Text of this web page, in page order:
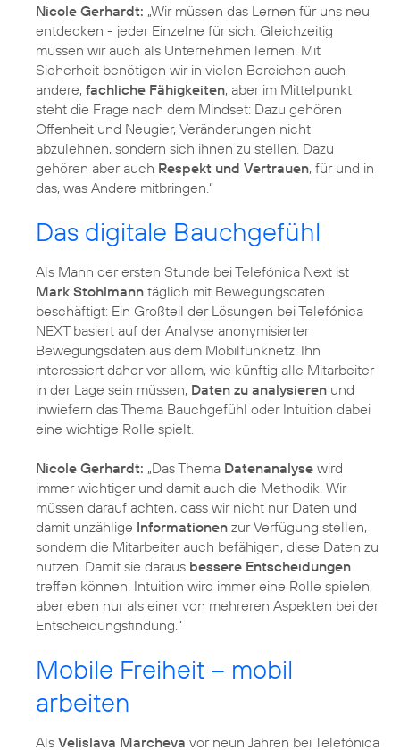
Nicole Gerhardt: „Wir müssen das Lernen für uns neu
entdecken - jeder Einzelne für sich. Gleichzeitig
müssen wir auch als Unternehmen lernen. Mit
Sicherheit benötigen wir in vielen Bereichen auch
andere, fachliche Fähigkeiten, aber im Mittelpunkt
steht die Frage nach dem Mindset: Dazu gehören
Offenheit und Neugier, Veränderungen nicht
abzulehnen, sondern sich ihnen zu stellen. Dazu
gehören aber auch Respekt und Vertrauen, für und in
das, was Andere mitbringen.“
Das digitale Bauchgefühl
Als Mann der ersten Stunde bei Telefónica Next ist
Mark Stohlmann täglich mit Bewegungsdaten
beschäftigt: Ein Großteil der Lösungen bei Telefónica
NEXT basiert auf der Analyse anonymisierter
Bewegungsdaten aus dem Mobilfunknetz. Ihn
interessiert daher vor allem, wie künftig alle Mitarbeiter
in der Lage sein müssen, Daten zu analysieren und
inwiefern das Thema Bauchgefühl oder Intuition dabei
eine wichtige Rolle spielt.
Nicole Gerhardt: „Das Thema Datenanalyse wird
immer wichtiger und damit auch die Methodik. Wir
müssen darauf achten, dass wir nicht nur Daten und
damit unzählige Informationen zur Verfügung stellen,
sondern die Mitarbeiter auch befähigen, diese Daten zu
nutzen. Damit sie daraus bessere Entscheidungen
treffen können. Intuition wird immer eine Rolle spielen,
aber eben nur als einer von mehreren Aspekten bei der
Entscheidungsfindung.“
Mobile Freiheit – mobil
arbeiten
Als Velislava Marcheva vor neun Jahren bei Telefónica